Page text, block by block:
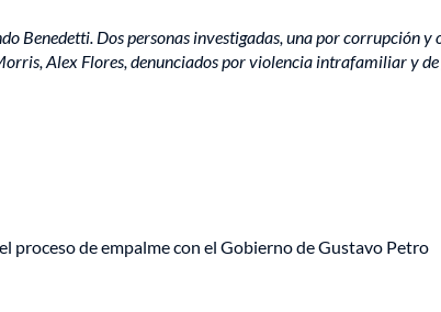
Benedetti. Dos personas investigadas, una por
Alex Flores, denunciados por violencia intrafamiliar y de
proceso de empalme con el Gobierno de Gustavo Petro